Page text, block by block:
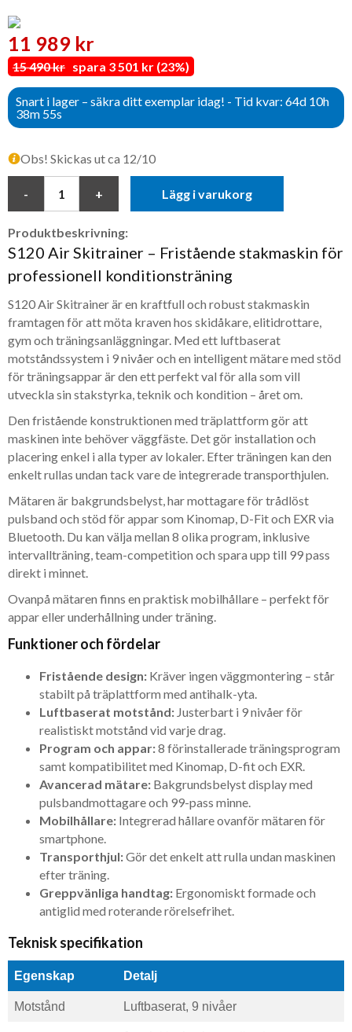
11 989 kr
15 490 kr spara 3 501 kr (23%)
Snart i lager – säkra ditt exemplar idag! - Tid kvar: 64d 10h
38m 54s
Obs! Skickas ut ca 12/10
Lägg i varukorg
Produktbeskrivning:
S120 Air Skitrainer – Fristående stakmaskin för
professionell konditionsträning
S120 Air Skitrainer är en kraftfull och robust stakmaskin
framtagen för att möta kraven hos skidåkare, elitidrottare,
gym och träningsanläggningar. Med ett luftbaserat
motståndssystem i 9 nivåer och en intelligent mätare med stöd
för träningsappar är den ett perfekt val för alla som vill
utveckla sin stakstyrka, teknik och kondition – året om.
Den fristående konstruktionen med träplattform gör att
maskinen inte behöver väggfäste. Det gör installation och
placering enkel i alla typer av lokaler. Efter träningen kan den
enkelt rullas undan tack vare de integrerade transporthjulen.
Mätaren är bakgrundsbelyst, har mottagare för trådlöst
pulsband och stöd för appar som Kinomap, D-Fit och EXR via
Bluetooth. Du kan välja mellan 8 olika program, inklusive
intervallträning, team-competition och spara upp till 99 pass
direkt i minnet.
Ovanpå mätaren finns en praktisk mobilhållare – perfekt för
appar eller underhållning under träning.
Funktioner och fördelar
Fristående design: Kräver ingen väggmontering – står
stabilt på träplattform med antihalk-yta.
Luftbaserat motstånd: Justerbart i 9 nivåer för
realistiskt motstånd vid varje drag.
Program och appar:8 förinstallerade träningsprogram
samt kompatibilitet med Kinomap, D-fit och EXR.
Avancerad mätare: Bakgrundsbelyst display med
pulsbandmottagare och 99-pass minne.
Mobilhållare: Integrerad hållare ovanför mätaren för
smartphone.
Transporthjul:Gör det enkelt att rulla undan maskinen
efter träning.
Greppvänliga handtag: Ergonomiskt formade och
antiglid med roterande rörelsefrihet.
Teknisk specifikation
Egenskap Detalj
Motstånd Luftbaserat, 9 nivåer